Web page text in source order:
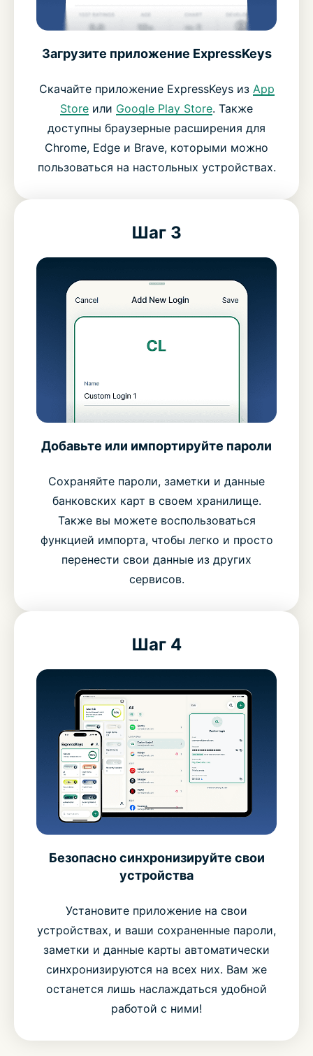
Загрузите приложение ExpressKeys
Скачайте приложение ExpressKeys из App
Store или Google Play Store. Также
доступны браузерные расширения для
Chrome, Edge и Brave, которыми можно
пользоваться на настольных устройствах.
Шаг 3
Добавьте или импортируйте пароли
Сохраняйте пароли, заметки и данные
банковских карт в своем хранилище.
Также вы можете воспользоваться
функцией импорта, чтобы легко и просто
перенести свои данные из других
сервисов.
Шаг 4
Безопасно синхронизируйте свои
устройства
Установите приложение на свои
устройствах, и ваши сохраненные пароли,
заметки и данные карты автоматически
синхронизируются на всех них. Вам же
останется лишь наслаждаться удобной
работой с ними!